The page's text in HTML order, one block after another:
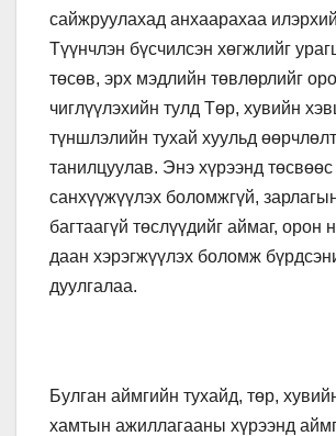
сайжруулахад анхаарахаа
Түүнчлэн бүсчилсэн хөгжлийг
төсөв, эрх мэдлийн төвлөрлийг
чиглүүлэхийн тулд Төр, хувийн
түншлэлийн тухай хуульд
танилцуулав. Энэ хүрээнд төсвөөс
санхүүжүүлэх боломжгүй,
багтаагүй төслүүдийг аймаг, орон
даан хэрэгжүүлэх боломж
дуулгалаа.
Булган аймгийн тухайд, төр,
хамтын ажиллагааны хүрээнд